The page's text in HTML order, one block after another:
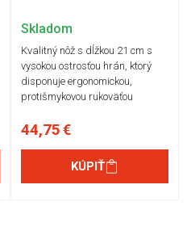
Skladom
Kvalitný nôž s dĺžkou 21 cm s
vysokou ostrosťou hrán, ktorý
disponuje ergonomickou,
protišmykovou rukoväťou
44,75 €
KÚPIŤ